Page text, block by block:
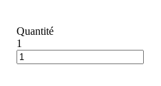
Quantité
1